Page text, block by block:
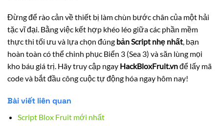
Đừng để rào cản về thiết bị làm chùn bước chân của một hải
tặc vĩ đại. Bằng việc kết hợp khéo léo giữa các phần mềm
thực thi tối ưu và lựa chọn đúng bản Script nhẹ nhất, bạn
hoàn toàn có thể chinh phục Biển 3 (Sea 3) và săn lùng mọi
kho báu giá trị. Hãy truy cập ngay HackBloxFruit.vnđể lấy mã
code và bắt đầu công cuộc tự động hóa ngay hôm nay!
Bài viết liên quan
Script Blox Fruit mới nhất